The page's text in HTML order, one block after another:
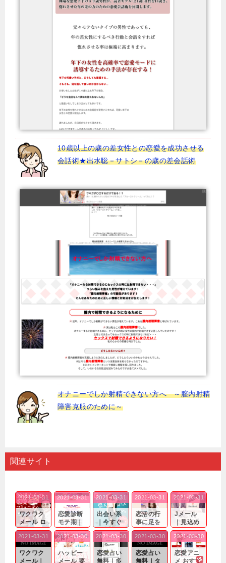
10歳以上の歳の差女性との恋愛を成功させる
会話術★出水聡－サトシ－の歳の差会話術
オナニーでしか射精できない方へ ～膣内射精
障害克服のために～
関連サイト
ワクワク
メール ロ
グイン pc
｜心の底
から真
剣...
2021-03-31
恋愛診断
モテ期｜
老若男女
問わ
ず…。
2021-03-31
出会い系
｜今すぐ
仲良くな
れる相手
探しをし
たいと...
2021-03-31
恋活の行
事に足を
運んでも
出会いの
チャンス
が訪れ...
2021-03-31
Jメール
｜見込め
る効果が
確実なも
のであっ
ても…...
2021-03-31
ワクワク
メール｜
2021-03-31
ハッピー
メール 要
2021-03-30
恋愛占い
無料｜多
2021-03-30
恋愛占い
無料｜タ
2021-03-30
恋愛アニ
メ おすす
2021-03-30